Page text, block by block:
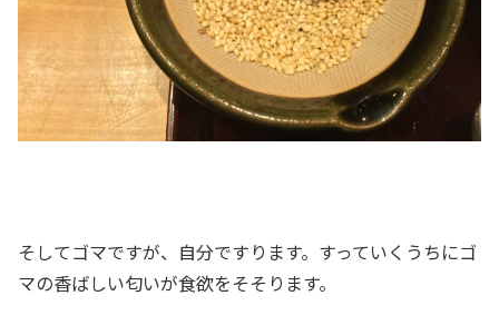
そしてゴマですが、自分ですります。すっていくうちにゴ
マの香ばしい匂いが食欲をそそります。